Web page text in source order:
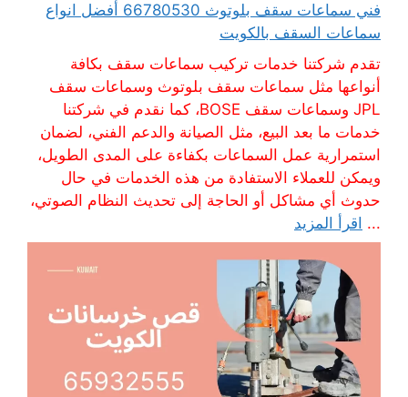
فني سماعات سقف بلوتوث 66780530 أفضل انواع
سماعات السقف بالكويت
تقدم شركتنا خدمات تركيب سماعات سقف بكافة
أنواعها مثل سماعات سقف بلوتوث وسماعات سقف
JPL وسماعات سقف BOSE، كما نقدم في شركتنا
خدمات ما بعد البيع، مثل الصيانة والدعم الفني، لضمان
استمرارية عمل السماعات بكفاءة على المدى الطويل،
ويمكن للعملاء الاستفادة من هذه الخدمات في حال
حدوث أي مشاكل أو الحاجة إلى تحديث النظام الصوتي،
... اقرأ المزيد